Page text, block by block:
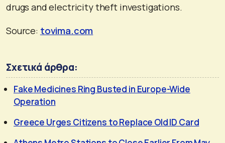
drugs and electricity theft investigations.
Source: tovima.com
Σχετικά άρθρα:
Fake Medicines Ring Busted in Europe-Wide
Operation
Greece Urges Citizens to Replace Old ID Card